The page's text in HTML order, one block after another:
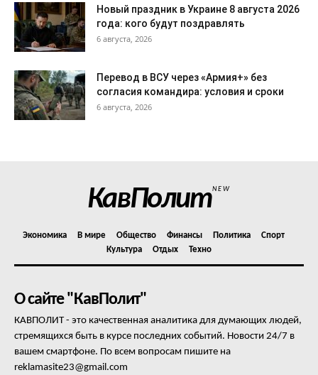
Новый праздник в Украине 8 августа 2026
года: кого будут поздравлять
6 августа, 2026
Перевод в ВСУ через «Армия+» без
согласия командира: условия и сроки
6 августа, 2026
КавПолитNEW
Экономика В мире Общество Финансы Политика
Спорт
Культура
Отдых Техно
О сайте "КавПолит"
КАВПОЛИТ - это качественная аналитика для думающих людей,
стремящихся быть в курсе последних событий. Новости 24/7 в
вашем смартфоне. По всем вопросам пишите на
reklamasite23@gmail.com